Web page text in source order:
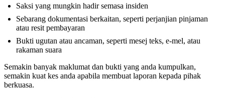
Saksi yang mungkin hadir semasa insiden
Sebarang dokumentasi berkaitan, seperti perjanjian pinjaman
atau resit pembayaran
Bukti ugutan atau ancaman, seperti mesej teks, e-mel, atau
rakaman suara
Semakin banyak maklumat dan bukti yang anda kumpulkan,
semakin kuat kes anda apabila membuat laporan kepada pihak
berkuasa.